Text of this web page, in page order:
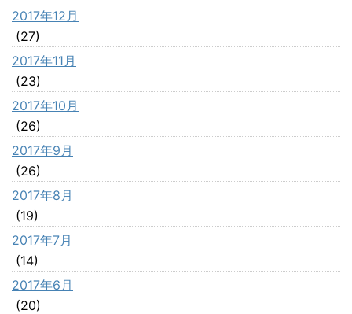
2017年12月
(27)
2017年11月
(23)
2017年10月
(26)
2017年9月
(26)
2017年8月
(19)
2017年7月
(14)
2017年6月
(20)